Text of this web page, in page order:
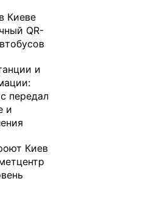
Киеве
QR-
и
передал
и
Киев